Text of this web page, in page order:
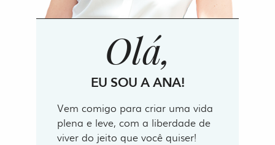
Olá,
EU SOU A ANA!
Vem comigo para criar uma vida
plena e leve, com a liberdade de
viver do jeito que você quiser!